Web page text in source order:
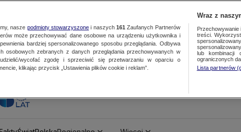
nasze podmioty stowarzyszonei naszych 161 Zaufanych Partnerów
może przechowywać dane osobowe na urządzeniu użytkownika i
bardziej spersonalizowanego sposobu przeglądania. Odbywa
osobowych zebranych z danych przeglądania przechowywanych w
wycofać zgodę i sprzeciwić się przetwarzaniu w oparciu o
klikając przycisk „Ustawienia plików cookie i reklam”.
Wraz z
Przechowywanie
treści.
lub kombinacji
ograniczonych
Lista partnerów